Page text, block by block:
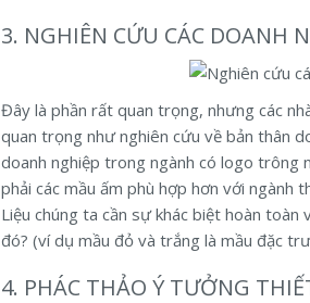
3. NGHIÊN CỨU CÁC DOANH
Đây là phần rất quan trọng, nhưng các
quan trọng như nghiên cứu về bản thân
doanh nghiệp trong ngành có logo trông
phải các mầu ấm phù hợp hơn với ngành
Liệu chúng ta cần sự khác biệt hoàn
đó? (ví dụ mầu đỏ và trắng là mầu đặc
4. PHÁC THẢO Ý TƯỞNG